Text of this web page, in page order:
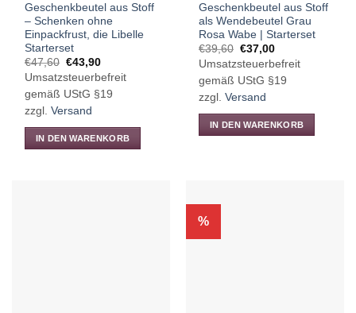
werden
Geschenkbeutel aus Stoff
– Schenken ohne
Einpackfrust, die Libelle
Starterset
€47,60 Ursprünglicher
Preis
war:
€47,60
€43,90Aktueller
Preis
ist:
€43,90.
Umsatzsteuerbefreit
gemäß UStG §19
zzgl.Versand
IN DEN WARENKORB
Geschenkbeutel aus Stoff
als Wendebeutel Grau
Rosa Wabe | Starterset
€39,60 Ursprünglicher
Preis
war:
€39,60
€37,00Aktueller
Preis
ist:
€37,00.
Umsatzsteuerbefreit
gemäß UStG §19
zzgl.Versand
IN DEN WARENKORB
%